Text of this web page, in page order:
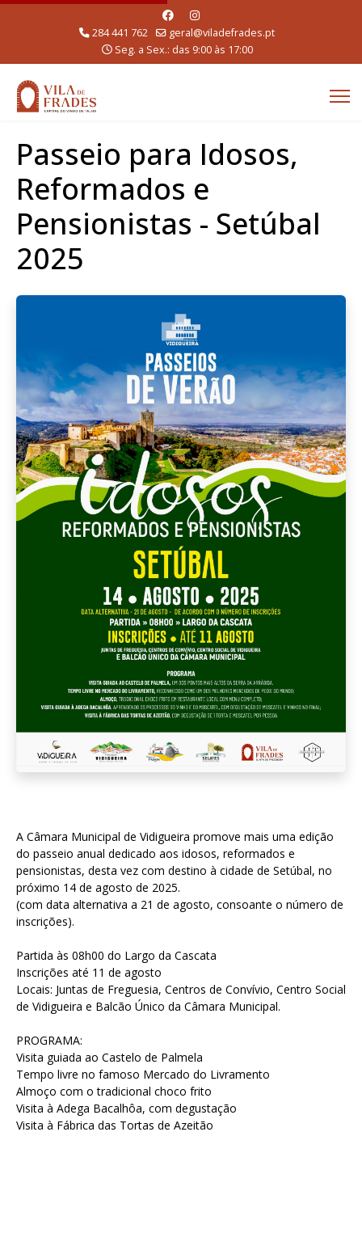
284 441 762
geral@viladefrades.pt
Seg. a Sex.: das 9:00 às 17:00
Passeio para Idosos,
Reformados e
Pensionistas - Setúbal
2025
A Câmara Municipal de Vidigueira promove mais uma edição
do passeio anual dedicado aos idosos, reformados e
pensionistas, desta vez com destino à cidade de Setúbal, no
próximo 14 de agosto de 2025.
(com data alternativa a 21 de agosto, consoante o número de
inscrições).
Partida às 08h00 do Largo da Cascata
Inscrições até 11 de agosto
Locais: Juntas de Freguesia, Centros de Convívio, Centro Social
de Vidigueira e Balcão Único da Câmara Municipal.
PROGRAMA:
Visita guiada ao Castelo de Palmela
Tempo livre no famoso Mercado do Livramento
Almoço com o tradicional choco frito
Visita à Adega Bacalhôa, com degustação
Visita à Fábrica das Tortas de Azeitão